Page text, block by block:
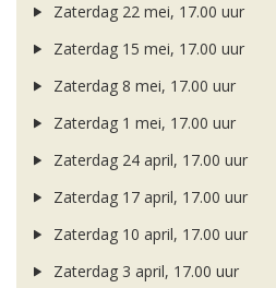
Zaterdag 22 mei, 17.00 uur
Zaterdag 15 mei, 17.00 uur
Zaterdag 8 mei, 17.00 uur
Zaterdag 1 mei, 17.00 uur
Zaterdag 24 april, 17.00 uur
Zaterdag 17 april, 17.00 uur
Zaterdag 10 april, 17.00 uur
Zaterdag 3 april, 17.00 uur